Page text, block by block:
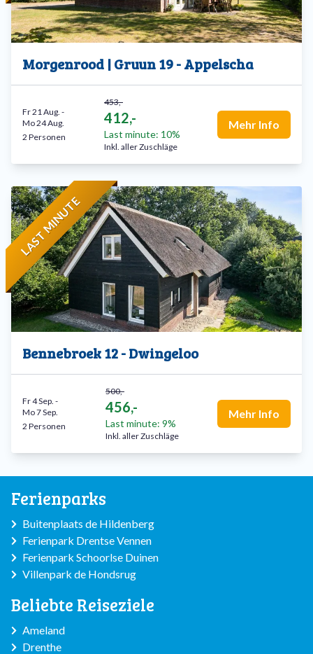
Morgenrood | Gruun 19 - Appelscha
453,-
412,-
Last minute: 10%
Inkl. aller Zuschläge
Fr 21 Aug. -
Mo 24 Aug.
2 Personen
Mehr Info
LAST MINUTE
Bennebroek 12 - Dwingeloo
500,-
456,-
Last minute: 9%
Inkl. aller Zuschläge
Fr 4 Sep. -
Mo 7 Sep.
2 Personen
Mehr Info
Ferienparks
Buitenplaats de Hildenberg
Ferienpark Drentse Vennen
Ferienpark Schoorlse Duinen
Villenpark de Hondsrug
Beliebte Reiseziele
Ameland
Drenthe